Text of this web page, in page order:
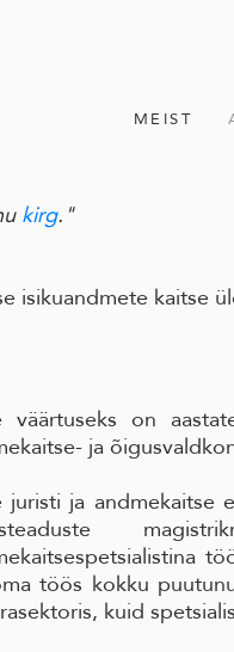
MEIST
kirg."
isikuandmete kaitse
väärtuseks on
ja
juristi ja andmekaitse
töös kokku
kuid